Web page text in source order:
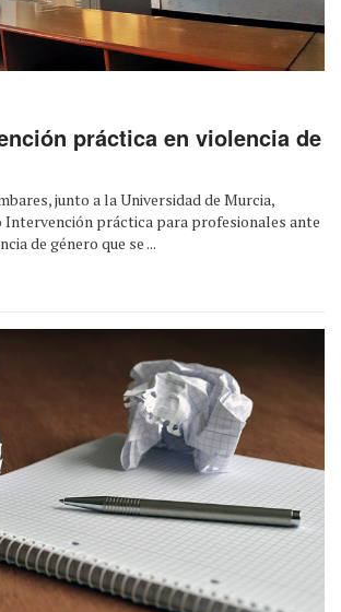
práctica en violencia de
junto a la Universidad de Murcia,
Intervención práctica para profesionales ante
de género que se ...